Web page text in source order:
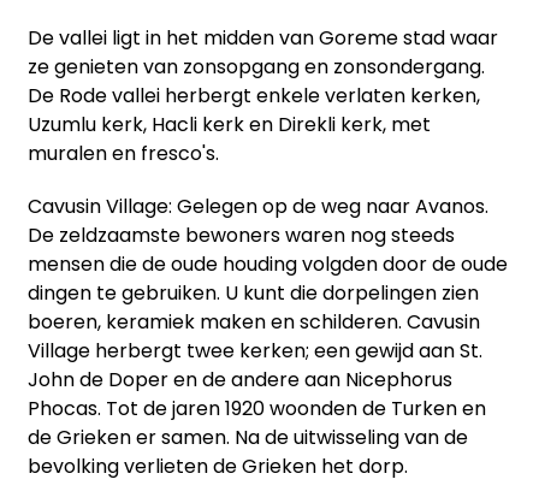
De vallei ligt in het midden van Goreme stad waar
ze genieten van zonsopgang en zonsondergang.
De Rode vallei herbergt enkele verlaten kerken,
Uzumlu kerk, Hacli kerk en Direkli kerk, met
muralen en fresco's.
Cavusin Village: Gelegen op de weg naar Avanos.
De zeldzaamste bewoners waren nog steeds
mensen die de oude houding volgden door de oude
dingen te gebruiken. U kunt die dorpelingen zien
boeren, keramiek maken en schilderen. Cavusin
Village herbergt twee kerken; een gewijd aan St.
John de Doper en de andere aan Nicephorus
Phocas. Tot de jaren 1920 woonden de Turken en
de Grieken er samen. Na de uitwisseling van de
bevolking verlieten de Grieken het dorp.